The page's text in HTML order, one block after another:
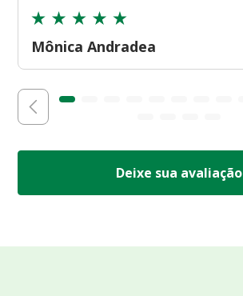
Mônica Andradea
Deixe sua avaliação